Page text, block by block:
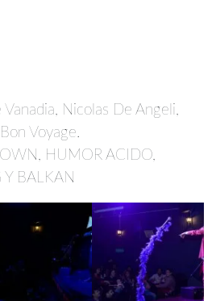
Nicolas De Angeli,
Voyage.
HUMOR ACIDO,
BALKAN